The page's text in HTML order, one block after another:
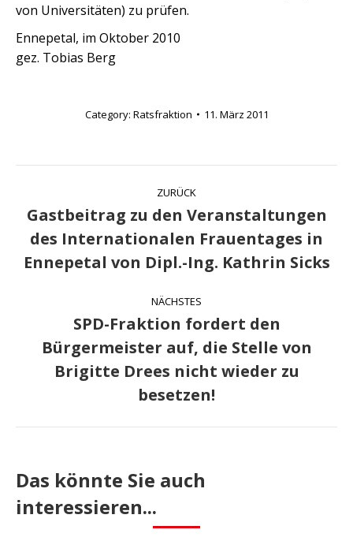
von Universitäten) zu prüfen.
Ennepetal, im Oktober 2010
gez. Tobias Berg
Category: Ratsfraktion 11. März 2011
Kommentarnavigation
ZURÜCK
Vorheriger
Beitrag:
Gastbeitrag zu den Veranstaltungen
des Internationalen Frauentages in
Ennepetal von Dipl.-Ing. Kathrin Sicks
NÄCHSTES
Nächster
Beitrag:
SPD-Fraktion fordert den
Bürgermeister auf, die Stelle von
Brigitte Drees nicht wieder zu
besetzen!
Das könnte Sie auch
interessieren...